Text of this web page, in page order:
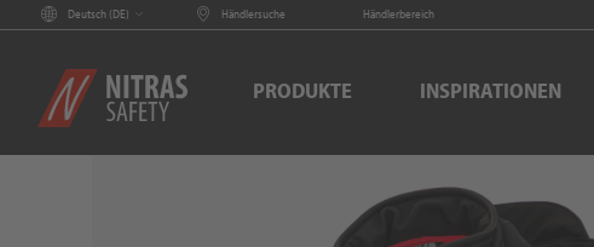
Deutsch (DE) Händlersuche Händlerbereich
PRODUKTE INSPIRATIONEN